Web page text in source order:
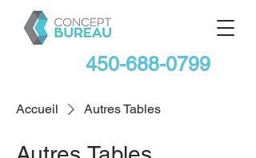
450-688-0799
Accueil Autres Tables